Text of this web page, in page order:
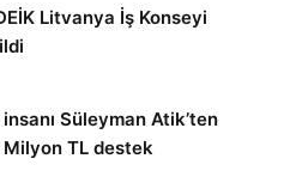
Litvanya İş Konseyi
Süleyman Atik’ten
Milyon TL destek